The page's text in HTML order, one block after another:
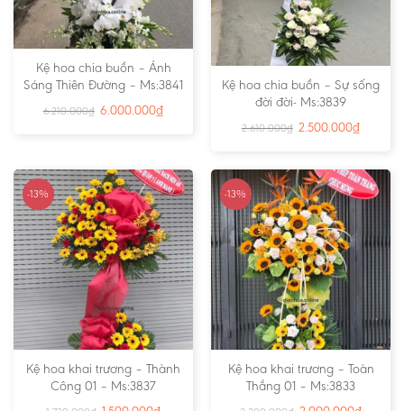
Kệ hoa chia buồn – Ánh
Sáng Thiên Đường – Ms:3841
6.210.000₫ 6.000.000₫
Kệ hoa chia buồn – Sự sống
đời đời- Ms:3839
2.610.000₫ 2.500.000₫
-13%
Kệ hoa khai trương – Thành
Công 01 – Ms:3837
-13%
Kệ hoa khai trương – Toàn
Thắng 01 – Ms:3833